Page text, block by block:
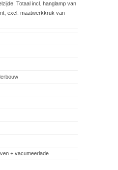
Totaal incl. hanglamp van
excl. maatwerkkruk van
+ vacumeerlade